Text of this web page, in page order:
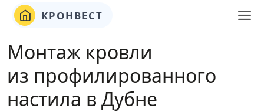
КРОНВЕСТ
Монтаж кровли
из профилированного
настила в Дубне